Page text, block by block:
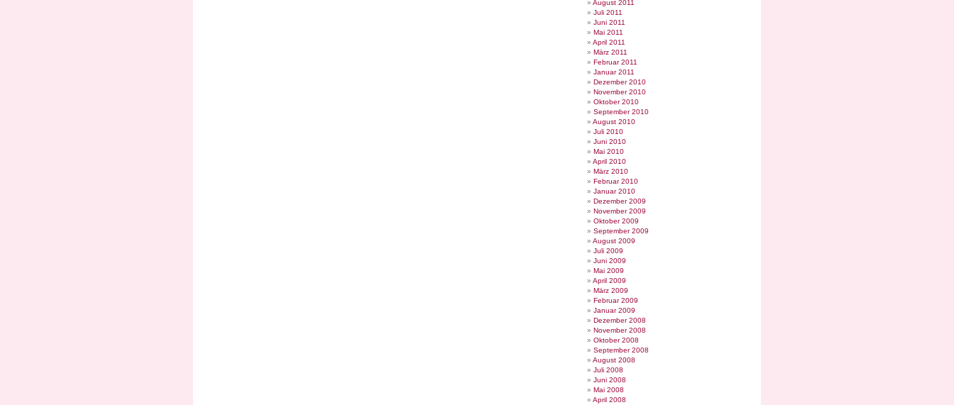
August 2011
Juli 2011
Juni 2011
Mai 2011
April 2011
März 2011
Februar 2011
Januar 2011
Dezember 2010
November 2010
Oktober 2010
September 2010
August 2010
Juli 2010
Juni 2010
Mai 2010
April 2010
März 2010
Februar 2010
Januar 2010
Dezember 2009
November 2009
Oktober 2009
September 2009
August 2009
Juli 2009
Juni 2009
Mai 2009
April 2009
März 2009
Februar 2009
Januar 2009
Dezember 2008
November 2008
Oktober 2008
September 2008
August 2008
Juli 2008
Juni 2008
Mai 2008
April 2008